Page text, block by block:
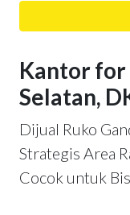
Kantor for
Selatan,
Dijual Ruko
Strategis Area
Cocok untuk